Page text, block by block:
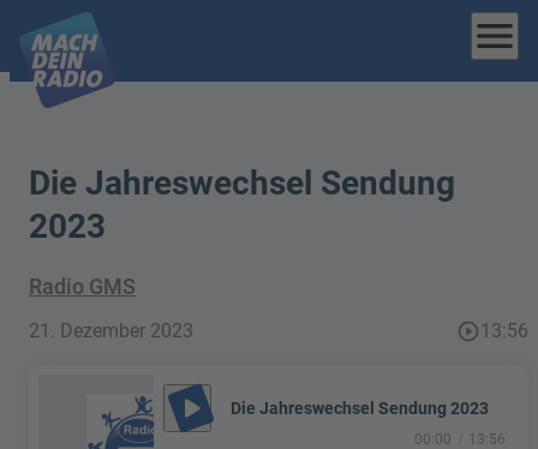
menu
Die Jahreswechsel Sendung
2023
Radio GMS
21. Dezember 2023 play_circle_outline13:56
play_arrow Die Jahreswechsel Sendung 2023
00:00 13:56